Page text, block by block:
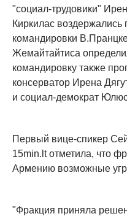
"социал-трудовики"
Киркилас воздержались
командировки
Жемайтайтиса
командировку также
консерватор Ирена
и социал-демократ
Первый вице-спикер
15min.lt отметила, что
Армению возможные
"Фракция приняла